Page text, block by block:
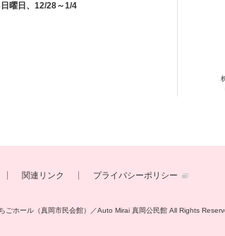
曜日、12/28～1/4
関連リンク プライバシーポリシー
ごホール（真岡市民会館）／Auto Mirai 真岡公民館All Rights